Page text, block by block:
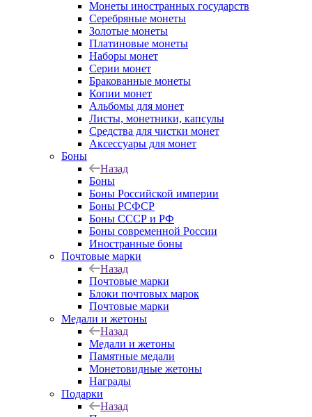
Монеты иностранных государств
Серебряные монеты
Золотые монеты
Платиновые монеты
Наборы монет
Серии монет
Бракованные монеты
Копии монет
Альбомы для монет
Листы, монетники, капсулы
Средства для чистки монет
Аксессуары для монет
Боны
Назад
Боны
Боны Российской империи
Боны РСФСР
Боны СССР и РФ
Боны современной России
Иностранные боны
Почтовые марки
Назад
Почтовые марки
Блоки почтовых марок
Почтовые марки
Медали и жетоны
Назад
Медали и жетоны
Памятные медали
Монетовидные жетоны
Награды
Подарки
Назад